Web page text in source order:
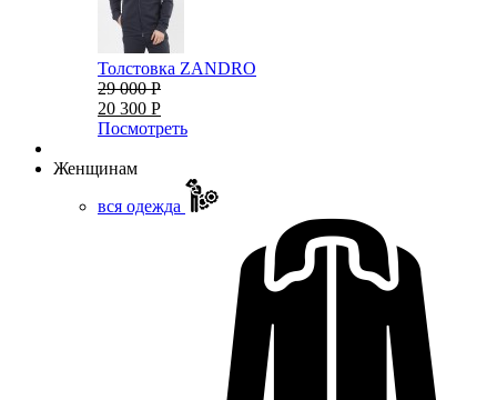
Толстовка ZANDRO
29 000 Р
20 300 Р
Посмотреть
Женщинам
вся одежда